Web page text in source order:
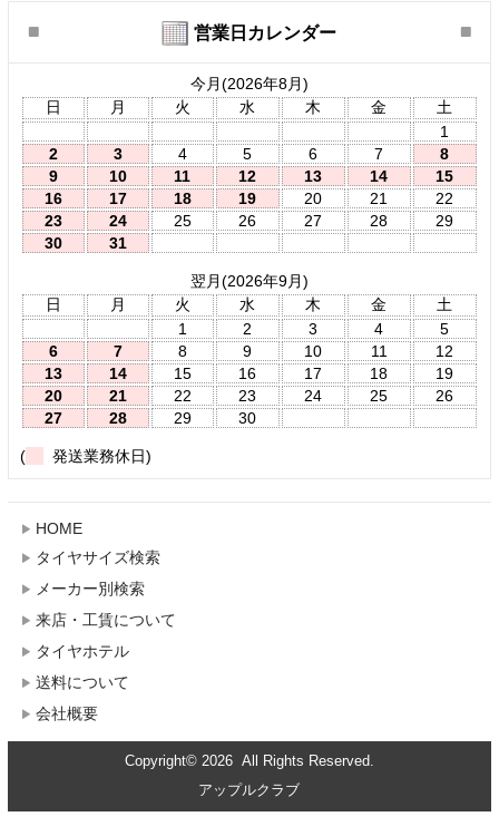
営業日カレンダー
今月(2026年8月)
日
月 火 水 木 金
土
1
2
3 4 5 6 7
8
9
10 11 12 13 14
15
16
17 18 19 20 21
22
23
24 25 26 27 28
29
30
31
翌月(2026年9月)
日
月 火 水 木 金
土
1
2 3 4
5
6
7 8 9 10 11
12
13
14 15 16 17 18
19
20
21 22 23 24 25
26
27
28 29 30
( 発送業務休日)
HOME
タイヤサイズ検索
メーカー別検索
来店・工賃について
タイヤホテル
送料について
会社概要
Copyright© 2026 All Rights Reserved.
アップルクラブ